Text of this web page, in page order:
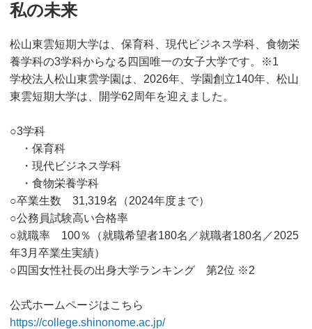
私の未来
松山東雲短期大学は、保育科、現代ビジネス学科、食物栄
養学科の3学科からなる四国唯一の女子大学です。※1
学校法人松山東雲学園は、2026年、学園創立140年、松山
東雲短期大学は、開学62周年を迎えました。
○3学科
・保育科
・現代ビジネス学科
・食物栄養学科
○卒業生数 31,319名（2024年度まで）
○公務員試験高い合格率
○就職率 100％（就職希望者180名／就職者180名／2025
年3月卒業生実績）
○四国女性社長の出身大学ランキング 第2位 ※2
公式ホームページはこちら
https://college.shinonome.ac.jp/